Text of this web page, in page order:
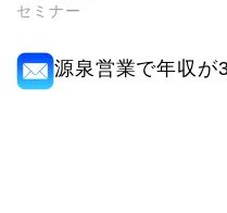
セミナー
源泉営業で年収が